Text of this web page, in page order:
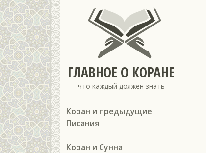
ГЛАВНОЕ О КОРАНЕ
что каждый должен знать
Коран и предыдущие
Писания
Коран и Сунна